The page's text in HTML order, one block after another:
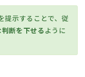
提示することで、従
断を下せるように